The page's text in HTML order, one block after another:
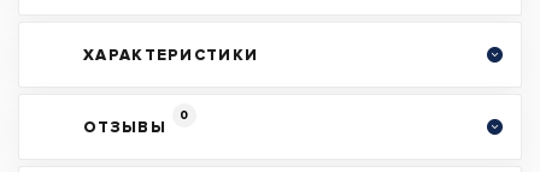
ХАРАКТЕРИСТИКИ
ОТЗЫВЫ
0